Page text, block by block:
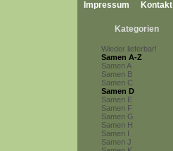
Impressum Kontakt
Kategorien
Wieder lieferbar!
Samen A-Z
Samen A
Samen B
Samen C
Samen D
Samen E
Samen F
Samen G
Samen H
Samen I
Samen J